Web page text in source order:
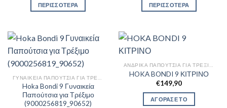
ΠΕΡΙΣΣΟΤΕΡΑ ΠΕΡΙΣΣΟΤΕΡΑ
Hoka Bondi 9 Γυναικεία
Παπούτσια για Τρέξιμο
(9000256819_90652)
HOKA BONDI 9 ΚΙΤΡΙΝΟ
€149,90
ΑΓΟΡΑΣΕ ΤΟ